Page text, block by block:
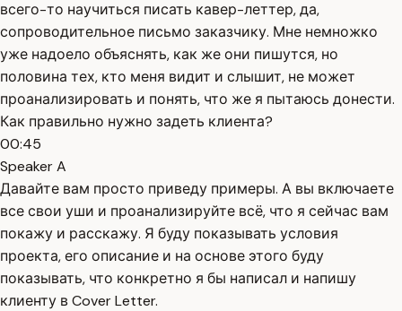
всего-то научиться писать кавер-леттер, да,
сопроводительное письмо заказчику. Мне немножко
уже надоело объяснять, как же они пишутся, но
половина тех, кто меня видит и слышит, не может
проанализировать и понять, что же я пытаюсь донести.
Как правильно нужно задеть клиента?
00:45
Speaker A
Давайте вам просто приведу примеры. А вы включаете
все свои уши и проанализируйте всё, что я сейчас вам
покажу и расскажу. Я буду показывать условия
проекта, его описание и на основе этого буду
показывать, что конкретно я бы написал и напишу
клиенту в Cover Letter.